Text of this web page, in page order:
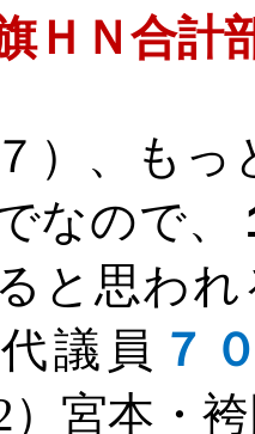
ＨＮ合計
）、もっ
なので、
と思わ
議員 ７
）宮本・